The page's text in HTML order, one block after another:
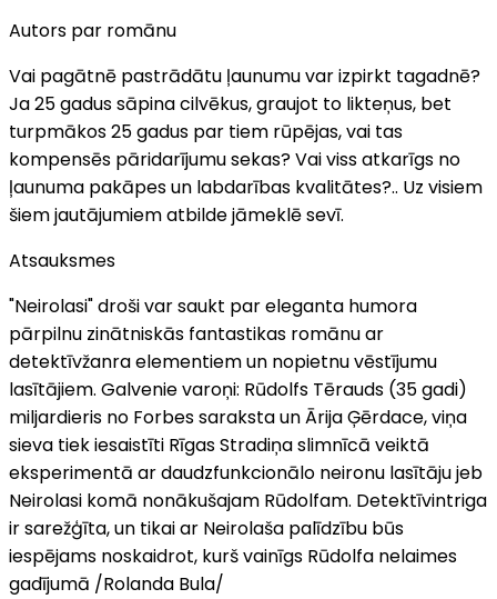
Autors par romānu
Vai pagātnē pastrādātu ļaunumu var izpirkt tagadnē?
Ja 25 gadus sāpina cilvēkus, graujot to likteņus, bet
turpmākos 25 gadus par tiem rūpējas, vai tas
kompensēs pāridarījumu sekas? Vai viss atkarīgs no
ļaunuma pakāpes un labdarības kvalitātes?.. Uz visiem
šiem jautājumiem atbilde jāmeklē sevī.
Atsauksmes
"Neirolasi" droši var saukt par eleganta humora
pārpilnu zinātniskās fantastikas romānu ar
detektīvžanra elementiem un nopietnu vēstījumu
lasītājiem. Galvenie varoņi: Rūdolfs Tērauds (35 gadi)
miljardieris no Forbes saraksta un Ārija Ģērdace, viņa
sieva tiek iesaistīti Rīgas Stradiņa slimnīcā veiktā
eksperimentā ar daudzfunkcionālo neironu lasītāju jeb
Neirolasi komā nonākušajam Rūdolfam. Detektīvintriga
ir sarežģīta, un tikai ar Neirolaša palīdzību būs
iespējams noskaidrot, kurš vainīgs Rūdolfa nelaimes
gadījumā /Rolanda Bula/